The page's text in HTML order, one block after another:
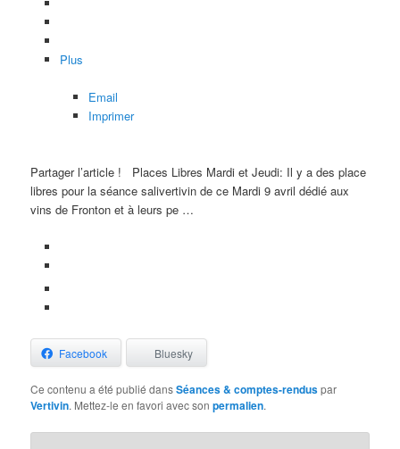
Plus
Email
Imprimer
Partager l’article !
Places Libres Mardi et Jeudi: Il y a des place
libres pour la séance salivertivin de ce Mardi 9 avril dédié aux
vins de Fronton et à leurs pe …
Facebook Bluesky
Ce contenu a été publié dansSéances & comptes-renduspar
Vertivin. Mettez-le en favori avec sonpermalien.